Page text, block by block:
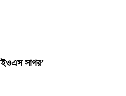
সাগর’